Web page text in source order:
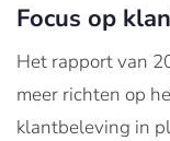
Focus op
Het rapport van
meer richten op
klantbeleving in